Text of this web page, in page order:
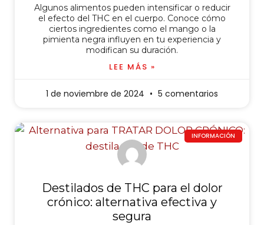
Algunos alimentos pueden intensificar o reducir
el efecto del THC en el cuerpo. Conoce cómo
ciertos ingredientes como el mango o la
pimienta negra influyen en tu experiencia y
modifican su duración.
LEE MÁS »
1 de noviembre de 2024 5 comentarios
INFORMACIÓN
Destilados de THC para el dolor
crónico: alternativa efectiva y
segura